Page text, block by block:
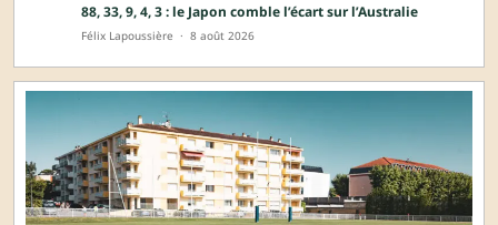
88, 33, 9, 4, 3 : le Japon comble l’écart sur l’Australie
Félix Lapoussière · 8 août 2026